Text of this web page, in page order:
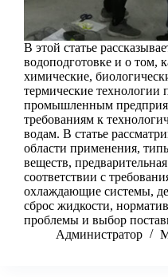
В этой статье
водоподготовке и о том,
химические,
термические технологии
промышленным
требованиям к
водам. В статье
области применения,
веществ,
соответствии с
охлаждающие системы,
сброс жидкости,
проблемы и выбор
Администратор